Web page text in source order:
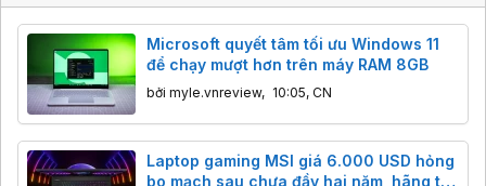
Microsoft quyết tâm tối ưu Windows 11
để chạy mượt hơn trên máy RAM 8GB
bởi myle.vnreview, 10:05, CN
Laptop gaming MSI giá 6.000 USD hỏng
bo mạch sau chưa đầy hai năm, hãng từ